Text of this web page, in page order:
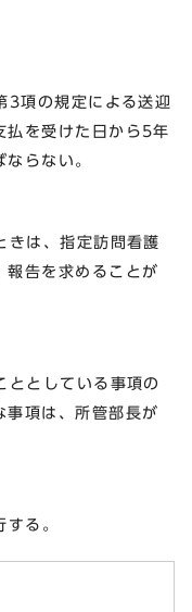
3項の規定による送迎
払を受けた日から5年
らない。
きは、指定訪問看護
報告を求めることが
ととしている事項の
事項は、所管部長が
る。